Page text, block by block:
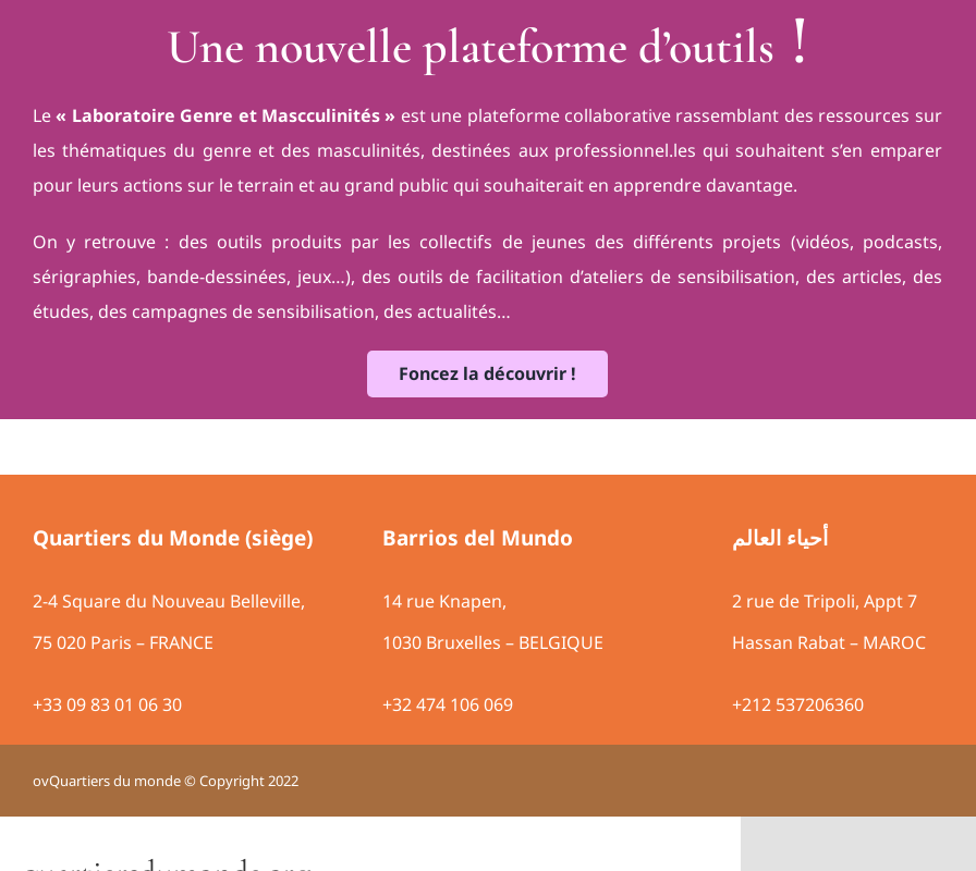
Une nouvelle plateforme d’outils !
Le« Laboratoire Genre et Mascculinités » est une plateforme collaborative rassemblant des ressources sur
les thématiques du genre et des masculinités, destinées aux professionnel.les qui souhaitent s’en emparer
pour leurs actions sur le terrain et au grand public qui souhaiterait en apprendre davantage.
On y retrouve : des outils produits par les collectifs de jeunes des différents projets (vidéos, podcasts,
sérigraphies, bande-dessinées, jeux…), des outils de facilitation d’ateliers de sensibilisation, des articles, des
études, des campagnes de sensibilisation, des actualités…
Foncez la découvrir !
Quartiers du Monde (siège)
2-4 Square du Nouveau Belleville,
75 020 Paris – FRANCE
+33 09 83 01 06 30
Barrios del Mundo
14 rue Knapen,
1030 Bruxelles – BELGIQUE
+32 474 106 069
أحياء العالم
2 rue de Tripoli,
Hassan Rabat – MAROC
+212 537206360
ovQuartiers du monde © Copyright 2022